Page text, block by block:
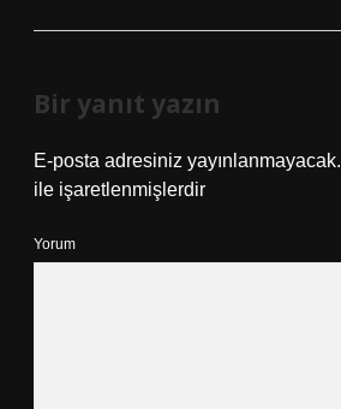
Bir yanıt yazın
E-posta adresiniz yayınlanmayacak.
ile işaretlenmişlerdir
Yorum